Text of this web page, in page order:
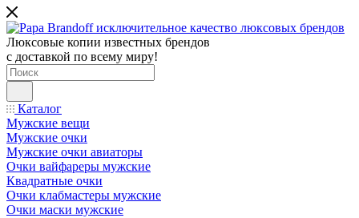
Люксовые копии известных брендов
с доставкой по всему миру!
Каталог
Мужские вещи
Мужские очки
Мужские очки авиаторы
Очки вайфареры мужские
Квадратные очки
Очки клабмастеры мужские
Очки маски мужские